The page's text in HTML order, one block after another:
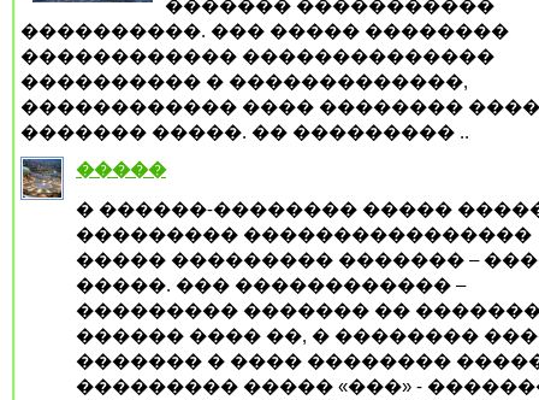
������� �����������
����������. ��� ����� ��������
������������ ��������������
���������� � �������������,
������������ ���� ��������
������� �����. �� ��������� ..
�����
� ������-�������� �����
��������� ����������������
����� ��������� ������� –
�����. ��� ������������ –
��������� ������� ��
������ ���� ��, � ��������
������� � ���� ��������
��������� ����� «���» -